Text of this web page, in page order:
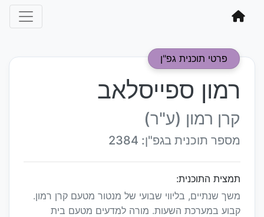
פרטי תוכנית גפ"ן
רמון ספייסלאב
קרן רמון (ע"ר)
מספר תוכנית בגפ"ן: 2384
תמצית התוכנית:
משך שנתיים, בליווי שבועי של מנטור מטעם קרן רמון.
קבוע במערכת השעות. מורה למדעים מטעם בית